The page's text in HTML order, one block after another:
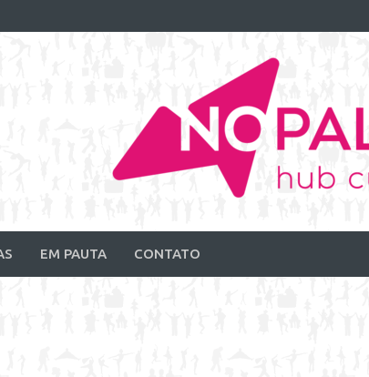
EM PAUTA CONTATO